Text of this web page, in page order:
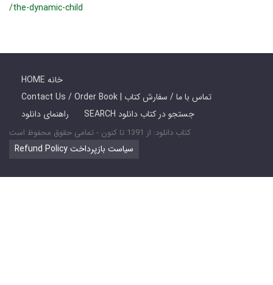
/the-dynamic-child
HOME خانه
Contact Us / Order Book | تماس با ما / سفارش کتاب
راهنمای دانلود
SEARCH جستجو در کتاب دانلود
کتاب دانلود: از 1391 تا کنون - تمامی حقوق محفوظ است
Refund Policy سیاست بازپرداخت